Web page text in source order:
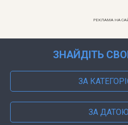
РЕКЛАМА НА
ЗНАЙДІТЬ
ЗА
ЗА ДАТОЮ